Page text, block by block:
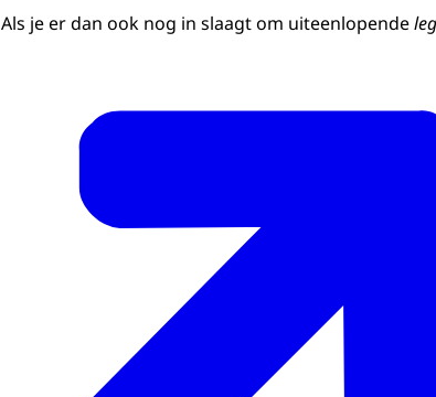
Als je er dan ook nog in slaagt om uiteenlopende